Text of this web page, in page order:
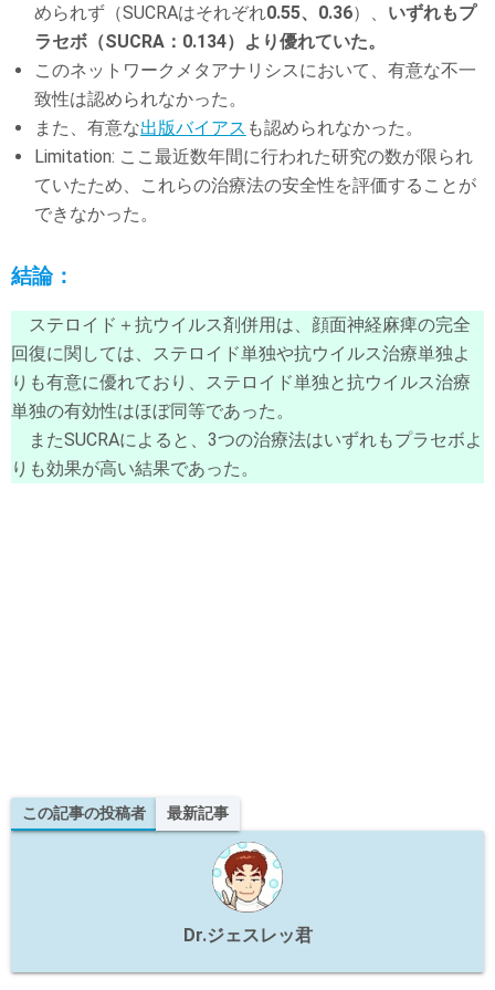
められず（SUCRAはそれぞれ0.55、0.36）、 いずれもプ
ラセボ（SUCRA：0.134）より優れていた。
このネットワークメタアナリシスにおいて、有意な不一
致性は認められなかった。
また、有意な出版バイアス も認められなかった。
Limitation: ここ最近数年間に行われた研究の数が限られ
ていたため、これらの治療法の安全性を評価することが
できなかった。
結論：
ステロイド＋抗ウイルス剤併用は、顔面神経麻痺の完全
回復に関しては、ステロイド単独や抗ウイルス治療単独よ
りも有意に優れており、ステロイド単独と抗ウイルス治療
単独の有効性はほぼ同等であった。
またSUCRAによると、3つの治療法はいずれもプラセボよ
りも効果が高い結果であった。
この記事の投稿者 最新記事
Dr.ジェスレッ君